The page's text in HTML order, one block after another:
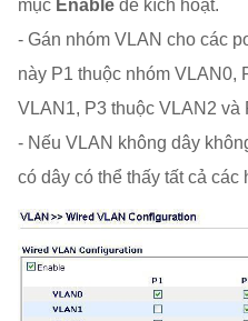
mục Enable để kích hoạt.
- Gán nhóm VLAN cho các
này P1 thuộc nhóm VLAN0,
VLAN1, P3 thuộc VLAN2 và
- Nếu VLAN không dây
có dây có thể thấy tất cả